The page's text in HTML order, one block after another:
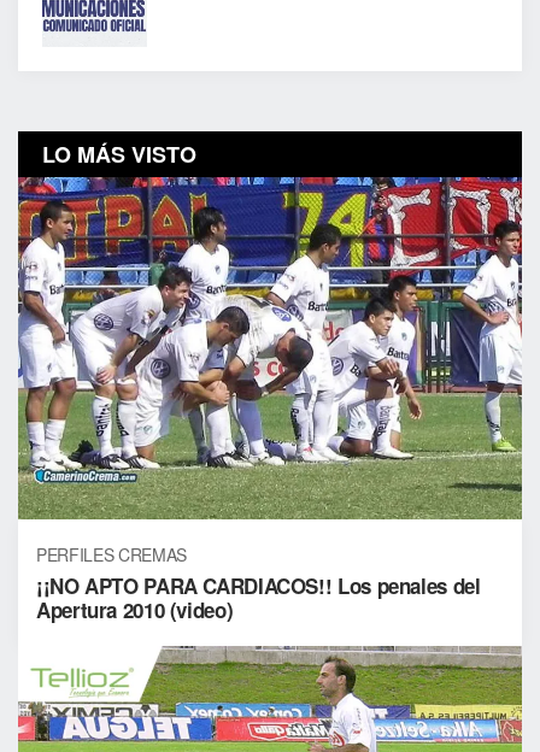
LO MÁS VISTO
PERFILES CREMAS
¡¡NO APTO PARA CARDIACOS!! Los penales del
Apertura 2010 (video)